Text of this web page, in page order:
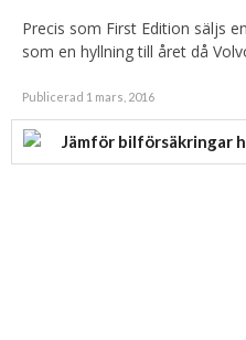
Precis som First Edition säljs
som en hyllning till året då
Publicerad 1 mars, 2016
Jämför bilförsäkringar